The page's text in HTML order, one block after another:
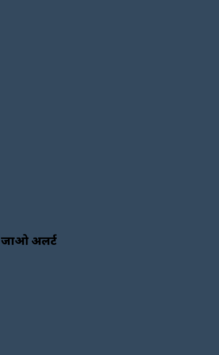
जाओ अलर्ट